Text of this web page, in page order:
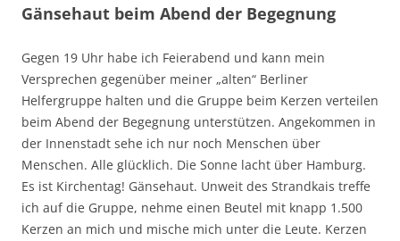
Gänsehaut beim Abend der Begegnung
Gegen 19 Uhr habe ich Feierabend und kann mein
Versprechen gegenüber meiner „alten“ Berliner
Helfergruppe halten und die Gruppe beim Kerzen verteilen
beim Abend der Begegnung unterstützen. Angekommen in
der Innenstadt sehe ich nur noch Menschen über
Menschen. Alle glücklich. Die Sonne lacht über Hamburg.
Es ist Kirchentag! Gänsehaut. Unweit des Strandkais treffe
ich auf die Gruppe, nehme einen Beutel mit knapp 1.500
Kerzen an mich und mische mich unter die Leute. Kerzen